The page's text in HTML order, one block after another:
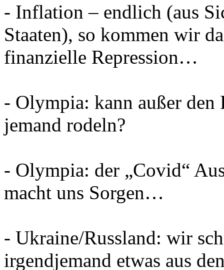
- Inflation – endlich (aus
Staaten), so kommen wir
finanzielle Repression…
- Olympia: kann außer den
jemand rodeln?
- Olympia: der „Covid“
macht uns Sorgen…
- Ukraine/Russland: wir
irgendjemand etwas aus